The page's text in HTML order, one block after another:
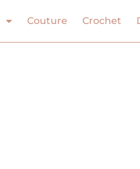
Couture Crochet